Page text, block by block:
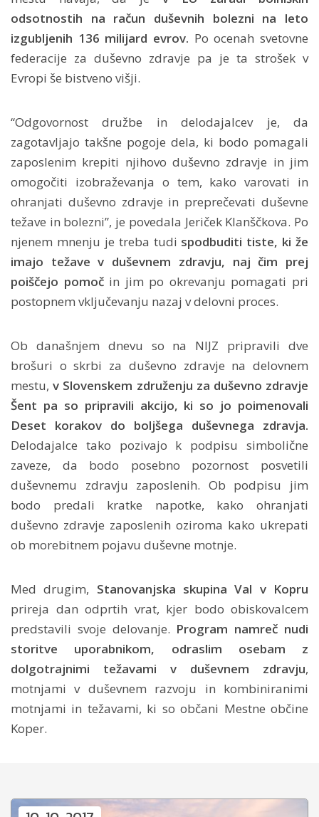
odsotnostih na račun duševnih bolezni na leto
izgubljenih 136 milijard evrov. Po ocenah svetovne
federacije za duševno zdravje pa je ta strošek v
Evropi še bistveno višji.
“Odgovornost družbe in delodajalcev je, da
zagotavljajo takšne pogoje dela, ki bodo pomagali
zaposlenim krepiti njihovo duševno zdravje in jim
omogočiti izobraževanja o tem, kako varovati in
ohranjati duševno zdravje in preprečevati duševne
težave in bolezni”, je povedala Jeriček Klanščkova. Po
njenem mnenju je treba tudi spodbuditi tiste, ki že
imajo težave v duševnem zdravju, naj čim prej
poiščejo pomočin jim po okrevanju pomagati pri
postopnem vključevanju nazaj v delovni proces.
Ob današnjem dnevu so na NIJZ pripravili dve
brošuri o skrbi za duševno zdravje na delovnem
mestu,v Slovenskem združenju za duševno zdravje
Šent pa so pripravili akcijo, ki so jo poimenovali
Deset korakov do boljšega duševnega zdravja.
Delodajalce tako pozivajo k podpisu simbolične
zaveze, da bodo posebno pozornost posvetili
duševnemu zdravju zaposlenih. Ob podpisu jim
bodo predali kratke napotke, kako ohranjati
duševno zdravje zaposlenih oziroma kako ukrepati
ob morebitnem pojavu duševne motnje.
Med drugim, Stanovanjska skupina Val v Kopru
prireja dan odprtih vrat, kjer bodo obiskovalcem
predstavili svoje delovanje. Program namreč nudi
storitve uporabnikom, odraslim osebam z
dolgotrajnimi težavami v duševnem zdravju,
motnjami v duševnem razvoju in kombiniranimi
motnjami in težavami, ki so občani Mestne občine
Koper.